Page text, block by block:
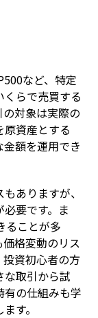
など、特定
らで売買する
対象は実際の
資産とする
金額を運用でき
ありますが、
要です。ま
ることが多
格変動のリス
資初心者の方
な取引から試
有の仕組みも学
す。